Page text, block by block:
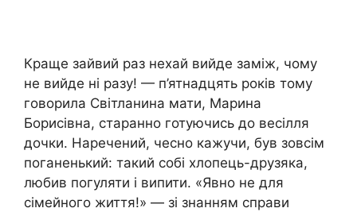
Краще зайвий раз нехай вийде заміж, чому
не вийде ні разу! — п’ятнадцять років тому
говорила Світланина мати, Марина
Борисівна, старанно готуючись до весілля
дочки. Наречений, чесно кажучи, був зовсім
поганенький: такий собі хлопець-друзяка,
любив погуляти і випити. «Явно не для
сімейного життя!» — зі знанням справи